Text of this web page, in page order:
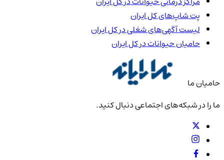
پت شاپ‌هایکل ایران
لیست آگهی‌های شغلی درکل ایران
حامیان حیوانات درکل ایران
حامیان ما
ما را در شبکه‌های اجتماعی دنبال کنید.